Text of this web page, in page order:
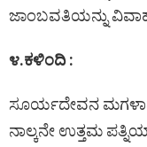
ಜಾಂಬವತಿಯನ್ನು
೪.​ಕಳಿಂದಿ :
ಸೂರ್ಯದೇವನ
ನಾಲ್ಕನೇ ಉತ್ತಮ